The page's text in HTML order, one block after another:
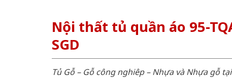
Nội thất tủ quần áo 95-
SGD
Tủ Gỗ – Gỗ công nghiêp – Nhựa và Nhựa gỗ tại